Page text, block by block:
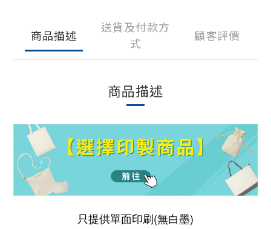
商品描述
送貨及付款方
式
顧客評價
商品描述
只提供單面印刷(無白墨)